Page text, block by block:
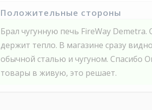
Положительные стороны
Брал чугунную печь FireWay Demetra.
держит тепло. В магазине сразу
обычной сталью и чугуном. Спасибо
товары в живую, это решает.